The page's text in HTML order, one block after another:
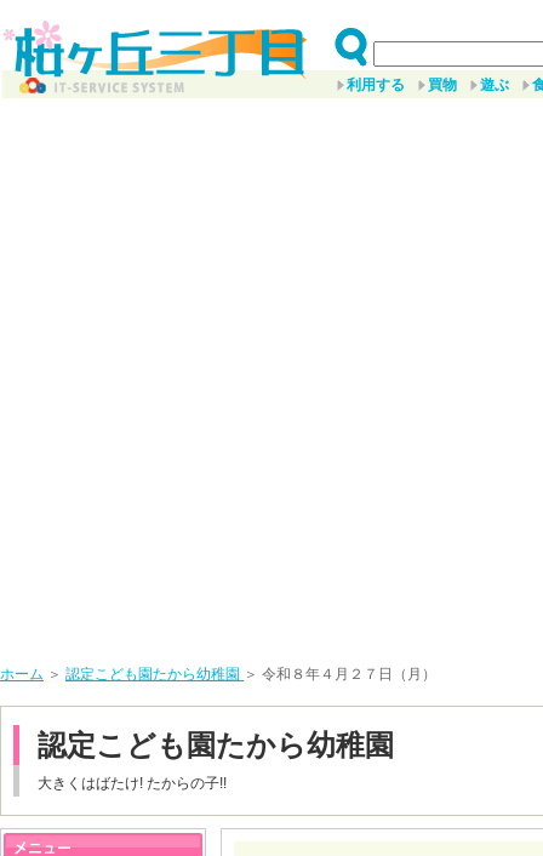
利用する 買物 遊ぶ
ホーム ＞ 認定こども園たから幼稚園 ＞ 令和８年４月２７日（月）
認定こども園たから幼稚園
大きくはばたけ! たからの子!!